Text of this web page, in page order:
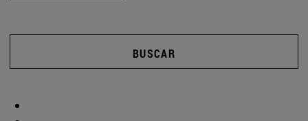
BUSCAR